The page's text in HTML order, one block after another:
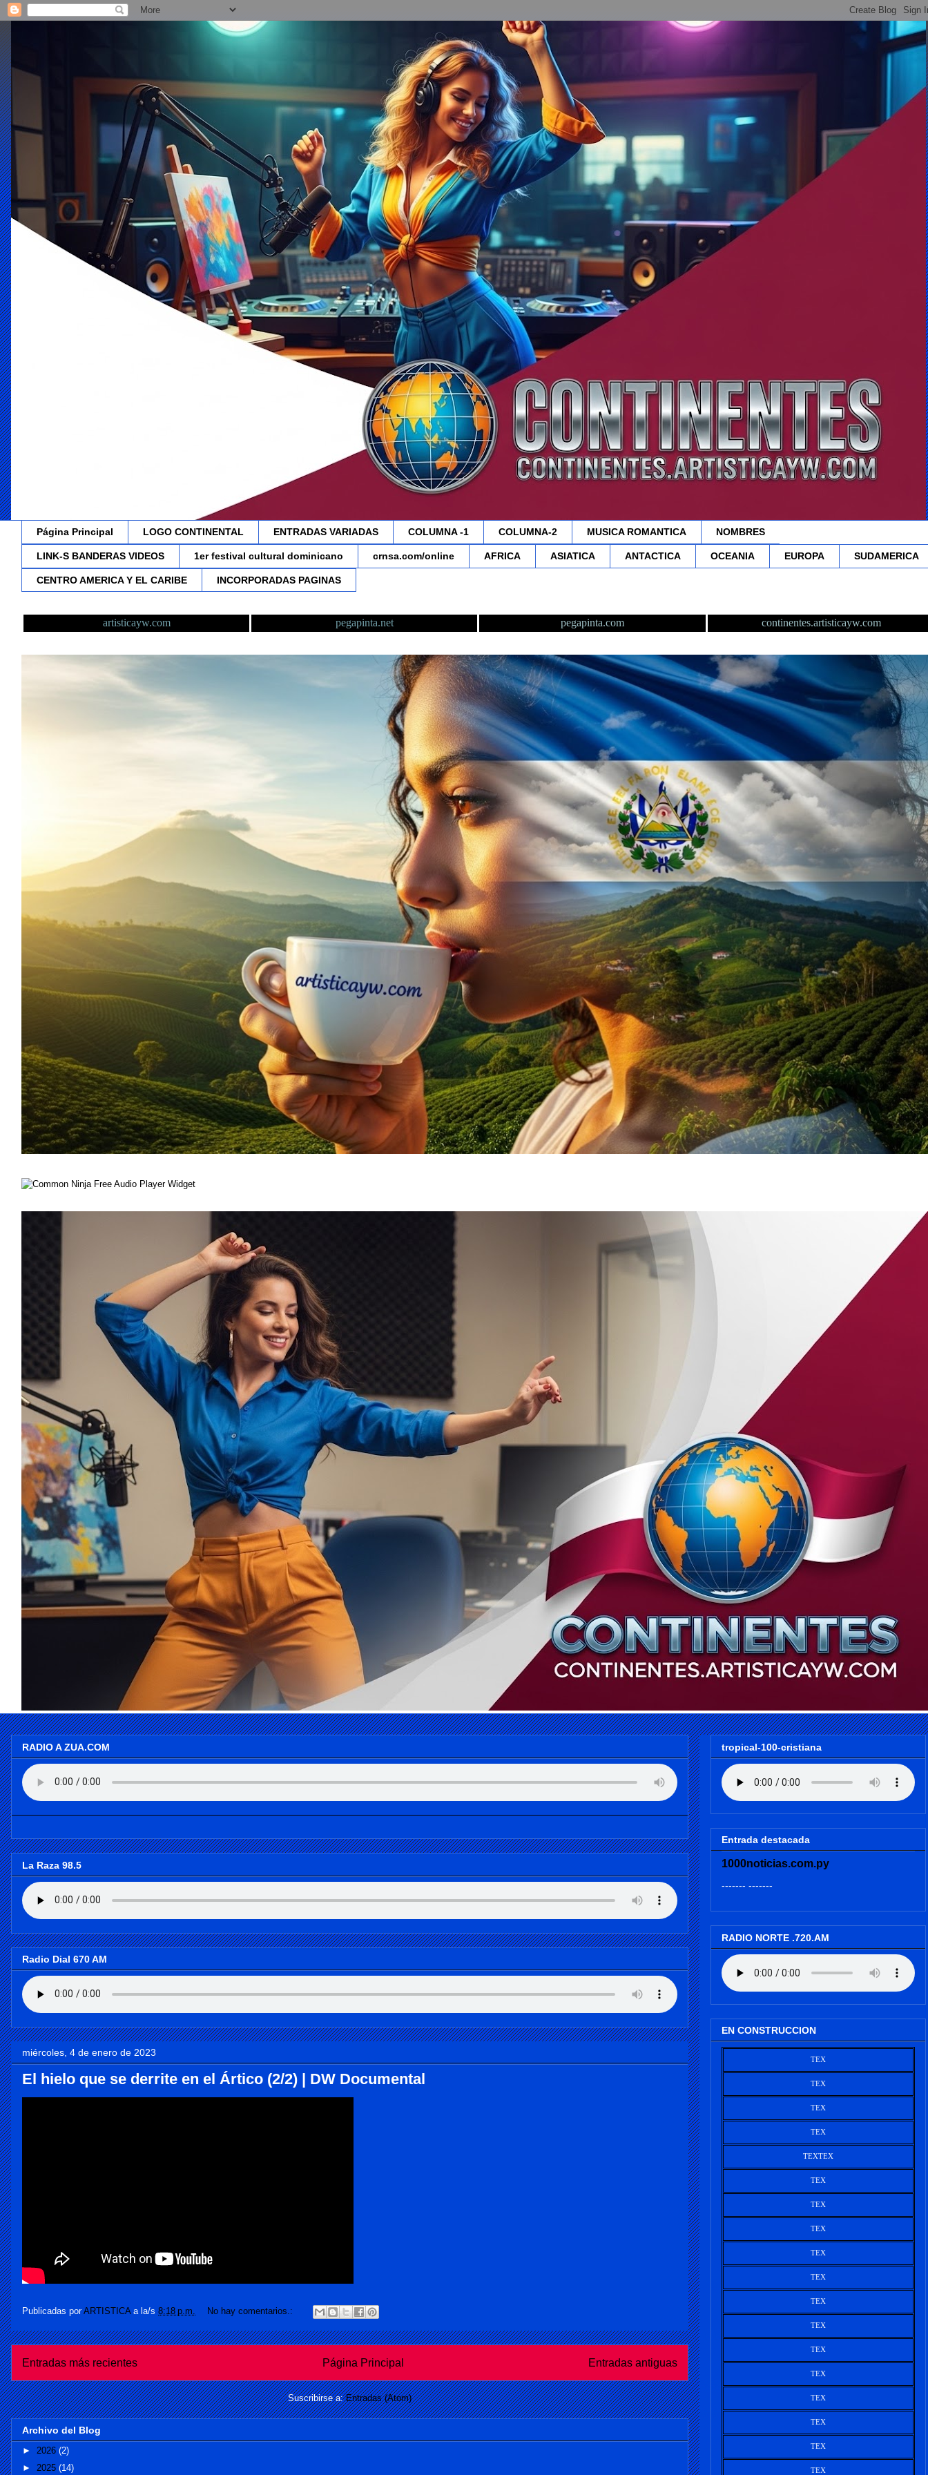
Página Principal LOGO CONTINENTAL ENTRADAS VARIADAS COLUMNA -1 COLUMNA-2 MUSICA ROMANTICA NOMBRES
LINK-S BANDERAS VIDEOS 1er festival cultural dominicano crnsa.com/online AFRICA ASIATICA ANTACTICA OCEANIA EUROPA SUDAMERICA
CENTRO AMERICA Y EL CARIBE INCORPORADAS PAGINAS
artisticayw.com pegapinta.net pegapinta.com continentes.artisticayw.com
Free Audio Player Widget
RADIO A ZUA.COM
La Raza 98.5
Radio Dial 670 AM
miércoles, 4 de enero de 2023
El hielo que se derrite en el Ártico (2/2) | DW Documental
Publicadas porARTISTICA a la/s 8:18 p.m. No hay comentarios.:
Entradas más recientes Entradas antiguas
Página Principal
Suscribirse a:Entradas (Atom)
Archivo del Blog
► 2026 (2)
► 2025 (14)
tropical-100-cristiana
Entrada destacada
1000noticias.com.py
------- -------
RADIO NORTE .720.AM
EN CONSTRUCCION
TEX
TEX
TEX
TEX
TEXTEX
TEX
TEX
TEX
TEX
TEX
TEX
TEX
TEX
TEX
TEX
TEX
TEX
TEX